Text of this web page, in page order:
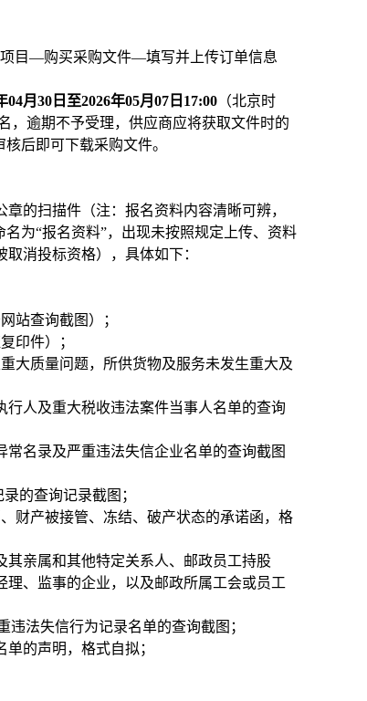
目—购买采购文件—填写并上传订单信息
04月30日至2026年05月07日17:00 （北京时
，逾期不予受理，供应商应将获取文件时的
后即可下载采购文件。
的扫描件（注：报名资料内容清晰可辨，
为“报名资料”，出现未按照规定上传、资料
消投标资格），具体如下：
站查询截图）；
印件）；
大质量问题，所供货物及服务未发生重大及
行人及重大税收违法案件当事人名单的查询
常名录及严重违法失信企业名单的查询截图
的查询记录截图；
财产被接管、冻结、破产状态的承诺函，格
其亲属和其他特定关系人、邮政员工持股
理、监事的企业，以及邮政所属工会或员工
违法失信行为记录名单的查询截图；
的声明，格式自拟；